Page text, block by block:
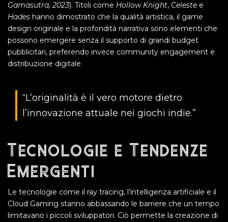
Gamasutra, 2023). Titoli come Hollow Knight, Celeste e
Hades hanno dimostrato che la qualità artistica, il game
design originale e la profondità narrativa sono elementi che
possono emergere senza il supporto di grandi budget
pubblicitari, preferendo invece community engagement e
distribuzione digitale.
“L’originalità è il vero motore dietro
l’innovazione attuale nei giochi indie.”
Tecnologie e Tendenze
Emergenti
Le tecnologie come il ray tracing, l’intelligenza artificiale e il
Cloud Gaming stanno abbassando le barriere che un tempo
limitavano i piccoli sviluppatori. Ciò permette la creazione di